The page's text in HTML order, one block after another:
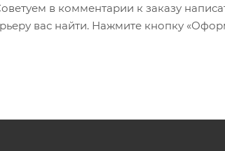
в комментарии к заказу
вас найти. Нажмите кнопку